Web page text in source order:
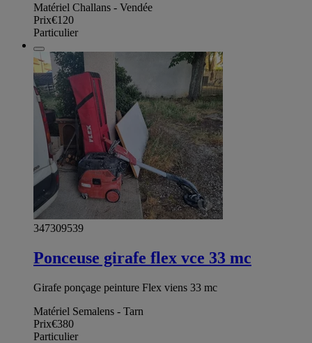
Matériel Challans - Vendée
Prix€120
Particulier
347309539
Ponceuse girafe flex vce 33 mc
Girafe ponçage peinture Flex viens 33 mc
Matériel Semalens - Tarn
Prix€380
Particulier